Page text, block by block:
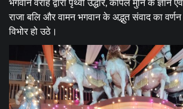
भगवान वराह द्वारा पृथ्वी उद्धार, कपिल मुनि के ज्ञान
राजा बलि और वामन भगवान के अद्भुत संवाद का
विभोर हो उठे।